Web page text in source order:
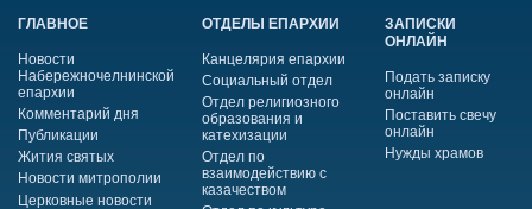
ГЛАВНОЕ
Новости
Набережночелнинской
епархии
Комментарий дня
Публикации
Жития святых
Новости митрополии
Церковные новости
ОТДЕЛЫ ЕПАРХИИ
Канцелярия епархии
Социальный отдел
Отдел религиозного
образования и
катехизации
Отдел по
взаимодействию с
казачеством
ЗАПИСКИ
ОНЛАЙН
Подать записку
онлайн
Поставить свечу
онлайн
Нужды храмов